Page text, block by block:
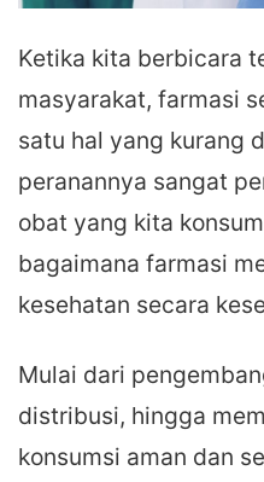
Ketika kita berbicara
masyarakat, farmasi
satu hal yang kurang
peranannya sangat
obat yang kita
bagaimana farmasi
kesehatan secara
Mulai dari
distribusi, hingga
konsumsi aman dan